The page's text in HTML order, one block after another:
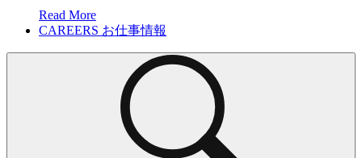
Read More
CAREERS お仕事情報